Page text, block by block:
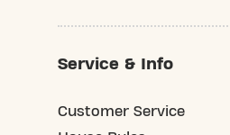
Service & Info
Customer Service